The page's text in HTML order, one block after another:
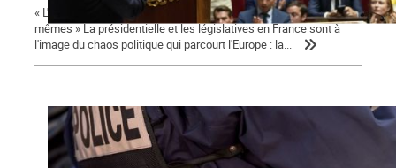
« L'émancipation des travailleurs sera l'œuvre des travailleurs eux-
mêmes » La présidentielle et les législatives en France sont à
l'image du chaos politique qui parcourt l'Europe : la...